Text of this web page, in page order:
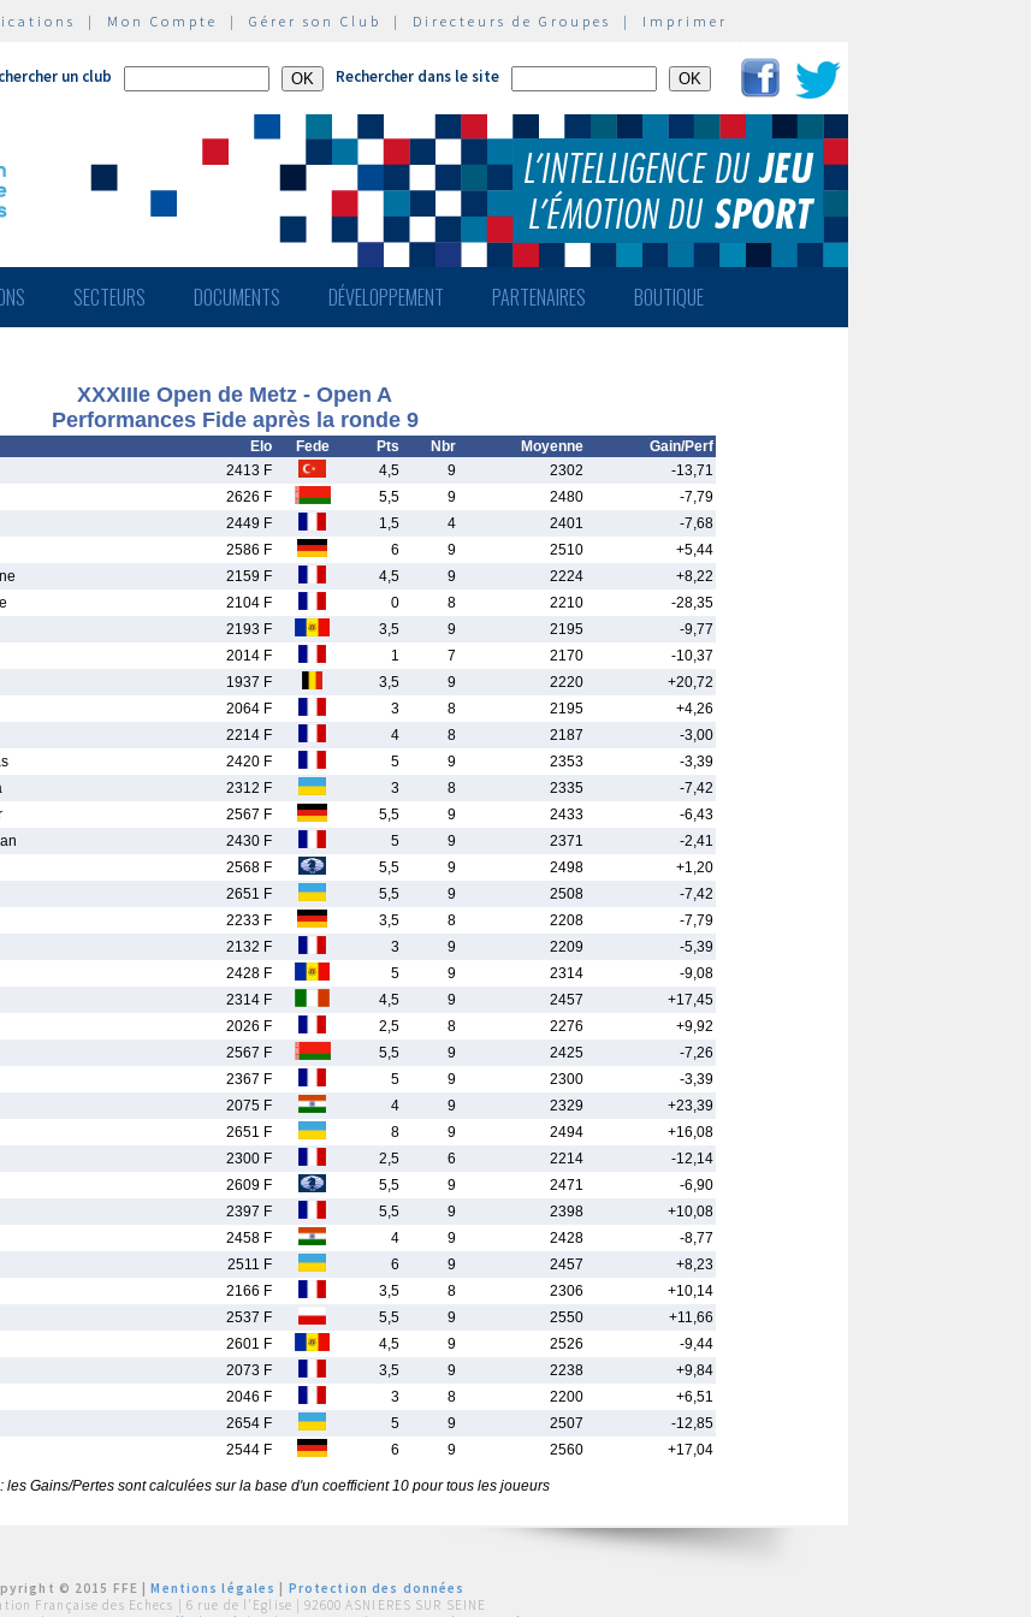
| Mon Compte | Gérer son Club | Directeurs de Groupes | Imprimer
un club Rechercher dans le site
SECTEURS DOCUMENTS DÉVELOPPEMENT PARTENAIRES BOUTIQUE
XXXIIIe Open de Metz - Open A
Performances Fide après la ronde 9
Elo Fede Pts Nbr Moyenne
Gain/Perf
2413 F 4,5 9 2302
-13,71
2626 F 5,5 9 2480
-7,79
2449 F 1,5 4 2401
-7,68
2586 F 6 9 2510
+5,44
2159 F 4,5 9 2224
+8,22
2104 F 0 8 2210
-28,35
2193 F 3,5 9 2195
-9,77
2014 F 1 7 2170
-10,37
1937 F 3,5 9 2220
+20,72
2064 F 3 8 2195
+4,26
2214 F 4 8 2187
-3,00
2420 F 5 9 2353
-3,39
2312 F 3 8 2335
-7,42
2567 F 5,5 9 2433
-6,43
2430 F 5 9 2371
-2,41
2568 F 5,5 9 2498
+1,20
2651 F 5,5 9 2508
-7,42
2233 F 3,5 8 2208
-7,79
2132 F 3 9 2209
-5,39
2428 F 5 9 2314
-9,08
2314 F 4,5 9 2457
+17,45
2026 F 2,5 8 2276
+9,92
2567 F 5,5 9 2425
-7,26
2367 F 5 9 2300
-3,39
2075 F 4 9 2329
+23,39
2651 F 8 9 2494
+16,08
2300 F 2,5 6 2214
-12,14
2609 F 5,5 9 2471
-6,90
2397 F 5,5 9 2398
+10,08
2458 F 4 9 2428
-8,77
2511 F 6 9 2457
+8,23
2166 F 3,5 8 2306
+10,14
2537 F 5,5 9 2550
+11,66
2601 F 4,5 9 2526
-9,44
2073 F 3,5 9 2238
+9,84
2046 F 3 8 2200
+6,51
2654 F 5 9 2507
-12,85
2544 F 6 9 2560 +17,04
les Gains/Pertes sont calculées sur la base d'un coefficient 10 pour tous les joueurs
© 2015 FFE |Mentions légales
Protection des données
Française des Echecs | 6 rue de l'Eglise | 92600 ASNIERES SUR SEINE